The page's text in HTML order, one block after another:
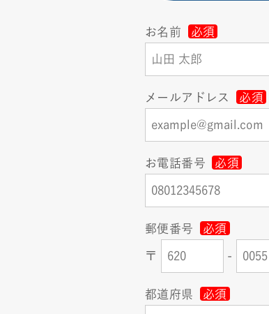
お名前 必須
メールアドレス 必須
お電話番号 必須
郵便番号 必須
〒 -
都道府県 必須